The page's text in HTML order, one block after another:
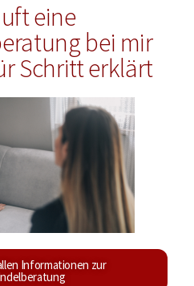
eine
bei mir
Schritt erklärt
Informationen zur